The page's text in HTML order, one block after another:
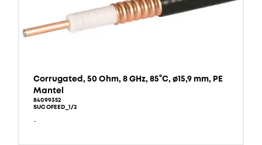
Corrugated, 50 Ohm, 8 GHz, 85°C, ø15,9 mm, PE
Mantel
84099352
SUCOFEED_1/2
-